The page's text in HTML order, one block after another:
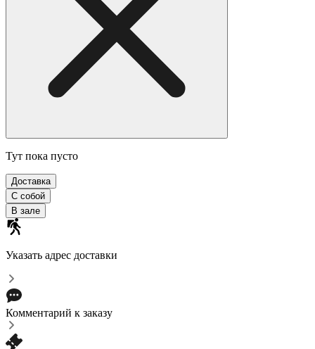
Тут пока пусто
Доставка
С собой
В зале
Указать адрес доставки
Комментарий к заказу